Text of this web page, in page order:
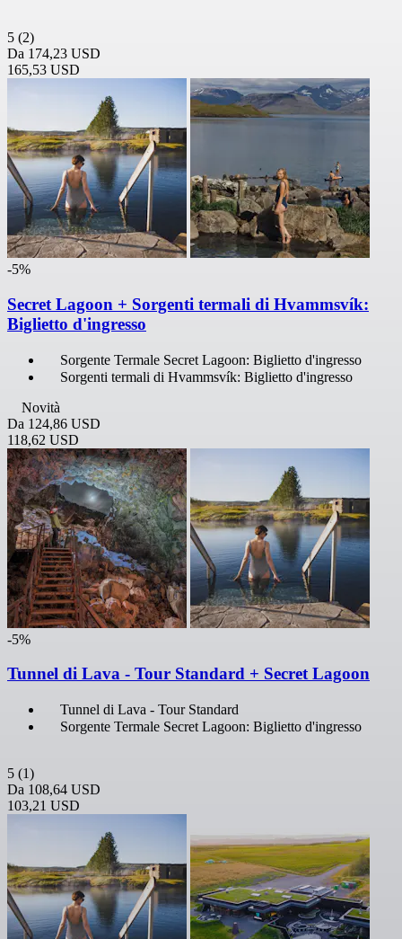
5 (2)
Da 174,23 USD
165,53 USD
-5%
Secret Lagoon + Sorgenti termali di Hvammsvík:
Biglietto d'ingresso
Sorgente Termale Secret Lagoon: Biglietto d'ingresso
Sorgenti termali di Hvammsvík: Biglietto d'ingresso
Novità
Da 124,86 USD
118,62 USD
-5%
Tunnel di Lava - Tour Standard + Secret Lagoon
Tunnel di Lava - Tour Standard
Sorgente Termale Secret Lagoon: Biglietto d'ingresso
5 (1)
Da 108,64 USD
103,21 USD